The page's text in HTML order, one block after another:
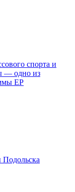
спорта и
— одно из
ЕР